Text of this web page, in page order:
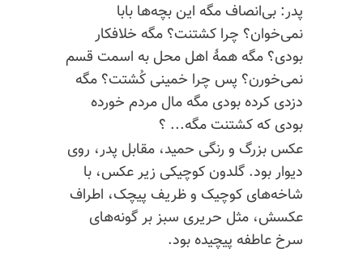
پدر: بی‌انصاف مگه این بچه‌ها بابا
نمی‌خوان؟ چرا کشتنت؟ مگه خلافکار
بودی؟ مگه همهٔ اهل محل به اسمت قسم
نمی‌خورن؟ پس چرا خمینی کُشتت؟ مگه
دزدی کرده بودی مگه مال مردم خورده
بودی که کشتنت مگه... ؟
عکس بزرگ و رنگی حمید، مقابل پدر، روی
دیوار بود. گلدون کوچیکی زیر عکس، با
شاخه‌های کوچیک و ظریف پیچک، اطراف
عکسش، مثل حریری سبز بر گونه‌های
سرخ عاطفه پیچیده بود.